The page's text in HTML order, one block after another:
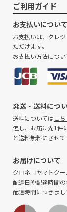
ご利用ガイド
お支払いについて
お支払いは、クレ
ただけます。
お支払い方法につい
発送・送料につ
送料についてはこち
但し、お届け先1件
と送料無料にさせて
お届けについて
クロネコヤマトクー
配達日や配達時間の
配達時間につきまし